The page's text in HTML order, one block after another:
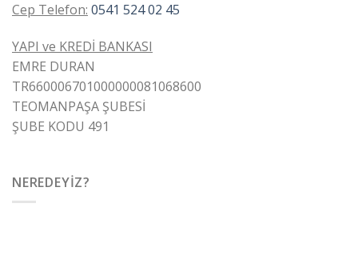
Cep Telefon: 0541 524 02 45
YAPI ve KREDİ BANKASI
EMRE DURAN
TR660006701000000081068600
TEOMANPAŞA ŞUBESİ
ŞUBE KODU 491
NEREDEYIZ?